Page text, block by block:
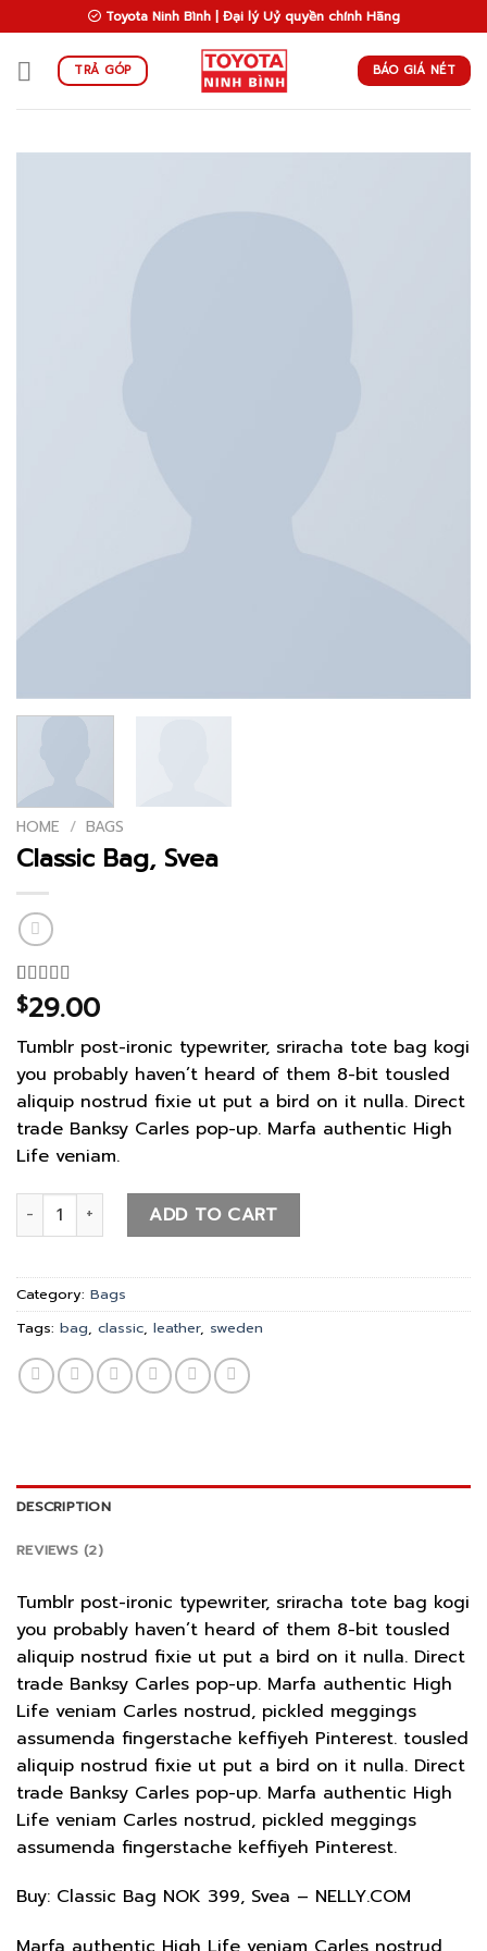
to
content
Toyota Ninh Bình | Đại lý Uỷ quyền chính Hãng
TRẢ GÓP BÁO GIÁ NÉT
HOME / BAGS
Classic Bag, Svea
Rated
3.50out
based on
2
customer
ratings
$29.00
Tumblr post-ironic typewriter, sriracha tote bag kogi
you probably haven’t heard of them 8-bit tousled
aliquip nostrud fixie ut put a bird on it nulla. Direct
trade Banksy Carles pop-up. Marfa authentic High
Life veniam.
Classic Bag, Svea quantityADD TO CART
Category: Bags
Tags: bag, classic, leather, sweden
DESCRIPTION
REVIEWS (2)
Tumblr post-ironic typewriter, sriracha tote bag kogi
you probably haven’t heard of them 8-bit tousled
aliquip nostrud fixie ut put a bird on it nulla. Direct
trade Banksy Carles pop-up. Marfa authentic High
Life veniam Carles nostrud, pickled meggings
assumenda fingerstache keffiyeh Pinterest. tousled
aliquip nostrud fixie ut put a bird on it nulla. Direct
trade Banksy Carles pop-up. Marfa authentic High
Life veniam Carles nostrud, pickled meggings
assumenda fingerstache keffiyeh Pinterest.
Buy: Classic Bag NOK 399, Svea – NELLY.COM